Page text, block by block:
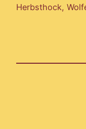
Herbsthock,